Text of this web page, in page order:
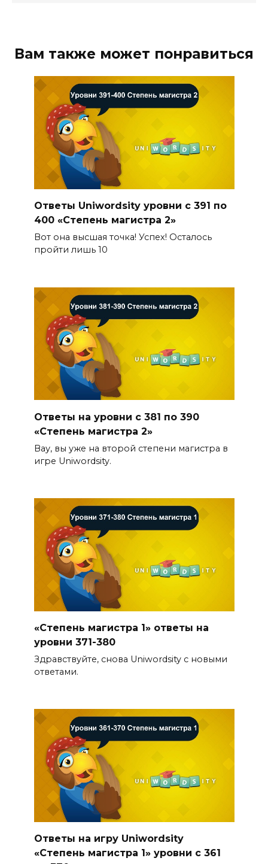
Вам также может понравиться
Ответы Uniwordsity уровни с 391 по
400 «Степень магистра 2»
Вот она высшая точка! Успех! Осталось
пройти лишь 10
Ответы на уровни с 381 по 390
«Степень магистра 2»
Вау, вы уже на второй степени магистра в
игре Uniwordsity.
«Степень магистра 1» ответы на
уровни 371-380
Здравствуйте, снова Uniwordsity с новыми
ответами.
Ответы на игру Uniwordsity
«Степень магистра 1» уровни с 361